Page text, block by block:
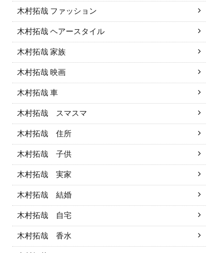
木村拓哉 ファッション
木村拓哉 ヘアースタイル
木村拓哉 家族
木村拓哉 映画
木村拓哉 車
木村拓哉 スマスマ
木村拓哉 住所
木村拓哉 子供
木村拓哉 実家
木村拓哉 結婚
木村拓哉 自宅
木村拓哉 香水